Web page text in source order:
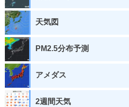
天気図
PM2.5分布予測
アメダス
2週間天気